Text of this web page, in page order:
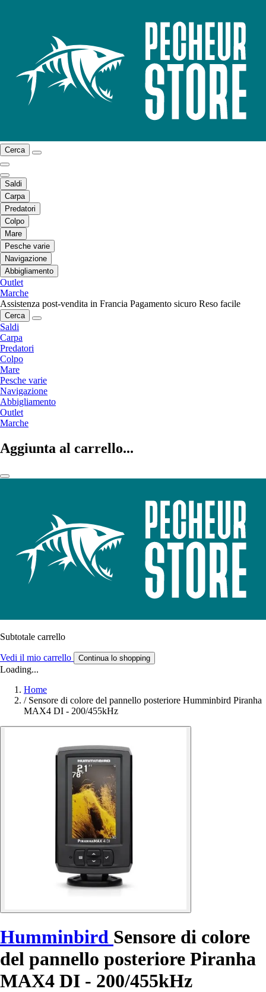
Cerca
Saldi
Carpa
Predatori
Colpo
Mare
Pesche varie
Navigazione
Abbigliamento
Outlet
Marche
Assistenza post-vendita in Francia Pagamento sicuro Reso facile
Cerca
Saldi
Carpa
Predatori
Colpo
Mare
Pesche varie
Navigazione
Abbigliamento
Outlet
Marche
Aggiunta al carrello...
Subtotale carrello
Vedi il mio carrello Continua lo shopping
Loading...
Home
/ Sensore di colore del pannello posteriore Humminbird Piranha
MAX4 DI - 200/455kHz
Humminbird Sensore di colore
del pannello posteriore Piranha
MAX4 DI - 200/455kHz